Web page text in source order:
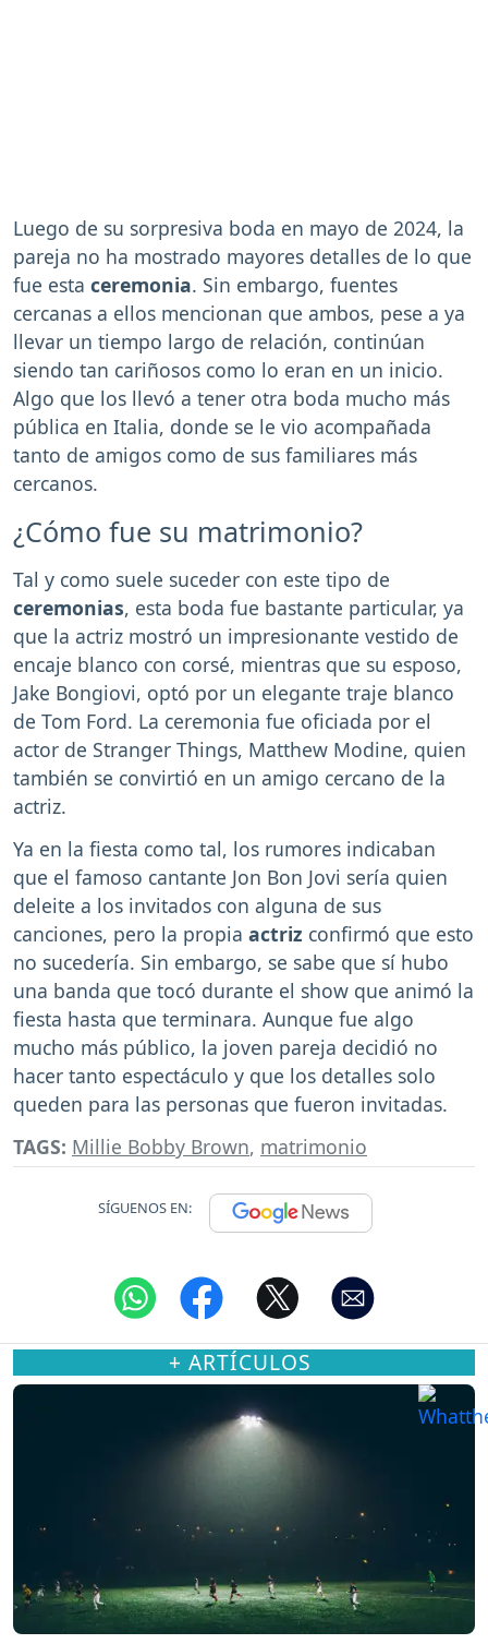
Luego de su sorpresiva boda en mayo de 2024, la
pareja no ha mostrado mayores detalles de lo que
fue esta ceremonia. Sin embargo, fuentes
cercanas a ellos mencionan que ambos, pese a ya
llevar un tiempo largo de relación, continúan
siendo tan cariñosos como lo eran en un inicio.
Algo que los llevó a tener otra boda mucho más
pública en Italia, donde se le vio acompañada
tanto de amigos como de sus familiares más
cercanos.
¿Cómo fue su matrimonio?
Tal y como suele suceder con este tipo de
ceremonias, esta boda fue bastante particular, ya
que la actriz mostró un impresionante vestido de
encaje blanco con corsé, mientras que su esposo,
Jake Bongiovi, optó por un elegante traje blanco
de Tom Ford. La ceremonia fue oficiada por el
actor de Stranger Things, Matthew Modine, quien
también se convirtió en un amigo cercano de la
actriz.
Ya en la fiesta como tal, los rumores indicaban
que el famoso cantante Jon Bon Jovi sería quien
deleite a los invitados con alguna de sus
canciones, pero la propia actriz confirmó que esto
no sucedería. Sin embargo, se sabe que sí hubo
una banda que tocó durante el show que animó la
fiesta hasta que terminara. Aunque fue algo
mucho más público, la joven pareja decidió no
hacer tanto espectáculo y que los detalles solo
queden para las personas que fueron invitadas.
TAGS: Millie Bobby Brown, matrimonio
SÍGUENOS EN:
+ ARTÍCULOS